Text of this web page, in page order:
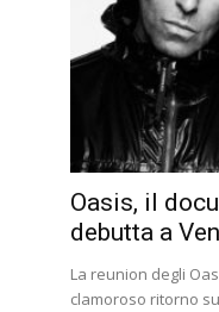
Oasis, il
debutta a
La reunion degli
clamoroso ritorno